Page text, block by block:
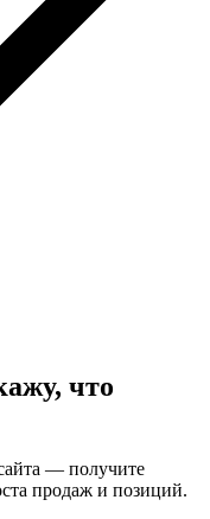
что
— получите
продаж и позиций.